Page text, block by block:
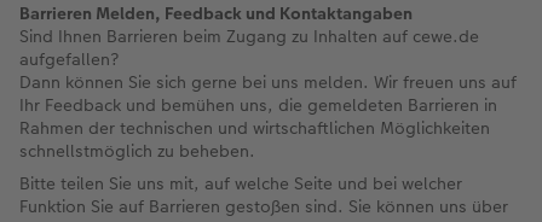
Barrieren Melden, Feedback und Kontaktangaben
Sind Ihnen Barrieren beim Zugang zu Inhalten auf cewe.de
aufgefallen?
Dann können Sie sich gerne bei uns melden. Wir freuen uns auf
Ihr Feedback und bemühen uns, die gemeldeten Barrieren in
Rahmen der technischen und wirtschaftlichen Möglichkeiten
schnellstmöglich zu beheben.
Bitte teilen Sie uns mit, auf welche Seite und bei welcher
Funktion Sie auf Barrieren gestoßen sind. Sie können uns über